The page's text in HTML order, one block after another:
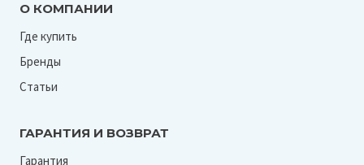
О КОМПАНИИ
Где купить
Бренды
Статьи
ГАРАНТИЯ И ВОЗВРАТ
Гарантия